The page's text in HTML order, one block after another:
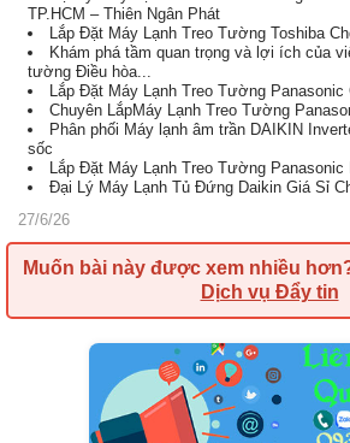
TP.HCM – Thiên Ngân Phát
Lắp Đặt Máy Lạnh Treo Tường Toshiba
Khám phá tầm quan trọng và lợi ích của
tường Điều hòa...
Lắp Đặt Máy Lạnh Treo Tường Panasonic
Chuyên LắpMáy Lạnh Treo Tường
Phân phối Máy lạnh âm trần DAIKIN
sốc
Lắp Đặt Máy Lạnh Treo Tường Panasonic
Đại Lý Máy Lạnh Tủ Đứng Daikin Giá Sỉ
27/6/26
Muốn bài này được xem nhiều
Dịch vụ Đẩy tin